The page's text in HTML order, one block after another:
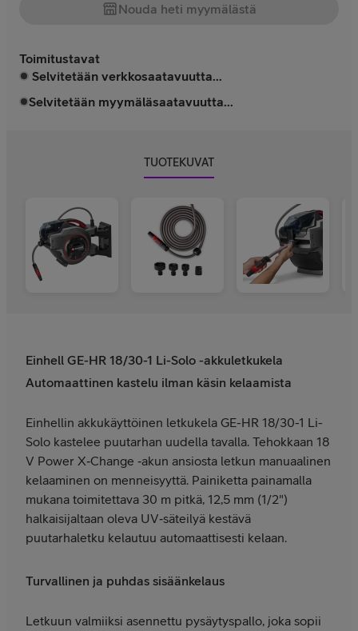
Nouda heti myymälästä
Toimitustavat
Selvitetään verkkosaatavuutta...
Selvitetään myymäläsaatavuutta...
TUOTEKUVAT
Einhell GE-HR 18/30-1 Li-Solo -akkuletkukela
Automaattinen kastelu ilman käsin kelaamista
Einhellin akkukäyttöinen letkukela GE-HR 18/30-1 Li-
Solo kastelee puutarhan uudella tavalla. Tehokkaan 18
V Power X‑Change ‑akun ansiosta letkun manuaalinen
kelaaminen on menneisyyttä. Painiketta painamalla
mukana toimitettava 30 m pitkä, 12,5 mm (1/2")
halkaisijaltaan oleva UV‑säteilyä kestävä
puutarhaletku kelautuu automaattisesti kelaan.
Turvallinen ja puhdas sisäänkelaus
Letkuun valmiiksi asennettu pysäytyspallo, joka sopii